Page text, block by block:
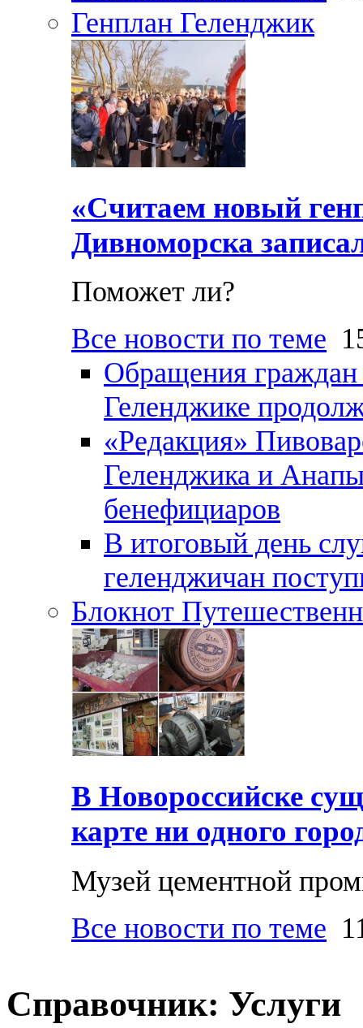
Генплан Геленджик
«Считаем новый
Дивноморска
Поможет ли?
Все новости по теме
Обращения граждан
Геленджике
«Редакция»
Геленджика и
бенефициаров
В итоговый день
геленджичан
Блокнот
В Новороссийске
карте ни одного
Музей цементной
Все новости по теме
Справочник: Услуги